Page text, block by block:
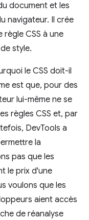
document et les
navigateur. Il crée
CSS à une
style.
le CSS doit-il
est que, pour des
lui-même ne se
règles CSS et, par
DevTools a
la
pas que les
le prix d'une
voulons que les
aient accès
de réanalyse